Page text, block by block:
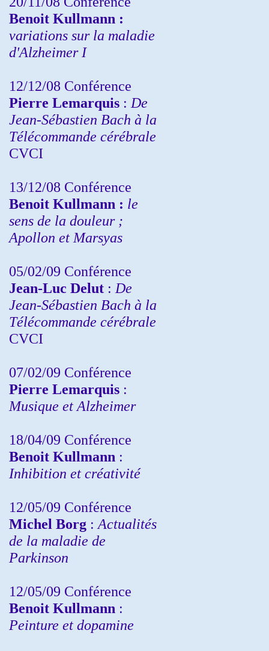
Benoit Kullmann :
variations sur la maladie
d'Alzheimer I
12/12/08 Conférence
Pierre Lemarquis : De
Jean-Sébastien Bach à la
Télécommande cérébrale
CVCI
13/12/08 Conférence
Benoit Kullmann : le
sens de la douleur ;
Apollon et Marsyas
05/02/09 Conférence
Jean-Luc Delut : De
Jean-Sébastien Bach à la
Télécommande cérébrale
CVCI
07/02/09 Conférence
Pierre Lemarquis :
Musique et Alzheimer
18/04/09 Conférence
Benoit Kullmann :
Inhibition et créativité
12/05/09 Conférence
Michel Borg : Actualités
de la maladie de
Parkinson
12/05/09 Conférence
Benoit Kullmann :
Peinture et dopamine